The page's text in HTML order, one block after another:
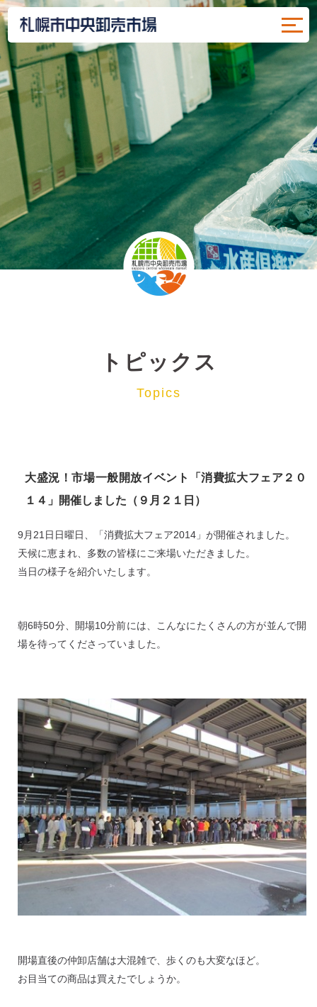
トピックス
Topics
大盛況！市場一般開放イベント「消費拡大フェア２０
１４」開催しました（９月２１日）
9月21日日曜日、「消費拡大フェア2014」が開催されました。
天候に恵まれ、多数の皆様にご来場いただきました。
当日の様子を紹介いたします。
朝6時50分、開場10分前には、こんなにたくさんの方が並んで開
場を待ってくださっていました。
開場直後の仲卸店舗は大混雑で、歩くのも大変なほど。
お目当ての商品は買えたでしょうか。